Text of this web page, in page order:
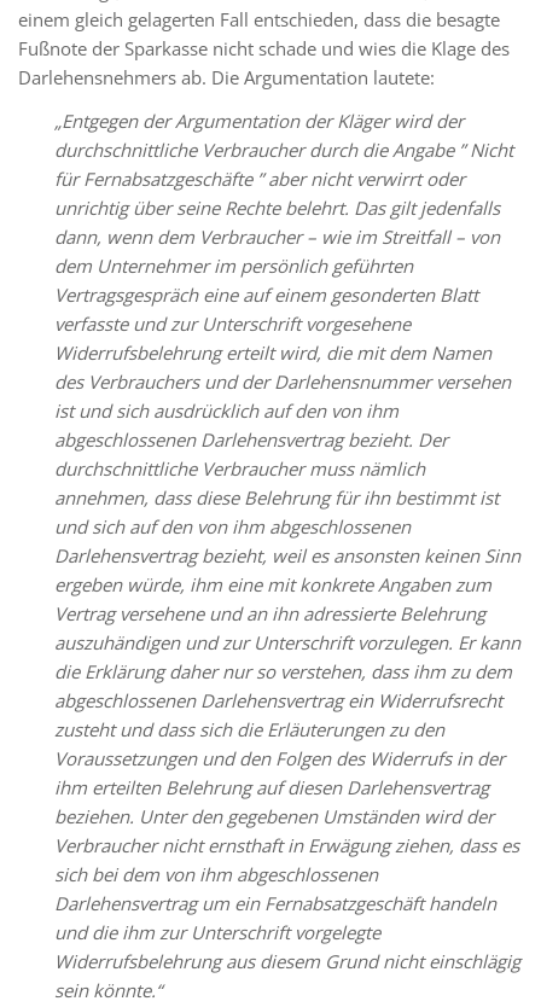
einem gleich gelagerten Fall entschieden, dass die besagte
Fußnote der Sparkasse nicht schade und wies die Klage des
Darlehensnehmers ab. Die Argumentation lautete:
„Entgegen der Argumentation der Kläger wird der
durchschnittliche Verbraucher durch die Angabe ” Nicht
für Fernabsatzgeschäfte ” aber nicht verwirrt oder
unrichtig über seine Rechte belehrt. Das gilt jedenfalls
dann, wenn dem Verbraucher – wie im Streitfall – von
dem Unternehmer im persönlich geführten
Vertragsgespräch eine auf einem gesonderten Blatt
verfasste und zur Unterschrift vorgesehene
Widerrufsbelehrung erteilt wird, die mit dem Namen
des Verbrauchers und der Darlehensnummer versehen
ist und sich ausdrücklich auf den von ihm
abgeschlossenen Darlehensvertrag bezieht. Der
durchschnittliche Verbraucher muss nämlich
annehmen, dass diese Belehrung für ihn bestimmt ist
und sich auf den von ihm abgeschlossenen
Darlehensvertrag bezieht, weil es ansonsten keinen Sinn
ergeben würde, ihm eine mit konkrete Angaben zum
Vertrag versehene und an ihn adressierte Belehrung
auszuhändigen und zur Unterschrift vorzulegen. Er kann
die Erklärung daher nur so verstehen, dass ihm zu dem
abgeschlossenen Darlehensvertrag ein Widerrufsrecht
zusteht und dass sich die Erläuterungen zu den
Voraussetzungen und den Folgen des Widerrufs in der
ihm erteilten Belehrung auf diesen Darlehensvertrag
beziehen. Unter den gegebenen Umständen wird der
Verbraucher nicht ernsthaft in Erwägung ziehen, dass es
sich bei dem von ihm abgeschlossenen
Darlehensvertrag um ein Fernabsatzgeschäft handeln
und die ihm zur Unterschrift vorgelegte
Widerrufsbelehrung aus diesem Grund nicht einschlägig
sein könnte.“